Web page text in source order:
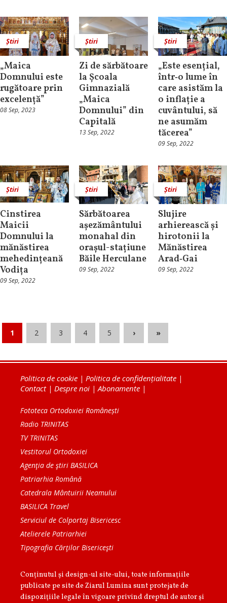
Știri
„Maica
Domnului este
rugătoare prin
excelență”
08 Sep, 2023
Știri
Zi de sărbătoare
la Școala
Gimnazială
„Maica
Domnului” din
Capitală
13 Sep, 2022
Știri
„Este esențial,
într‑o lume în
care asistăm la
o inflație a
cuvântului, să
ne asumăm
tăcerea”
09 Sep, 2022
Știri
Cinstirea
Maicii
Domnului la
mănăstirea
mehedințeană
Vodița
09 Sep, 2022
Știri
Sărbătoarea
așezământului
monahal din
orașul-stațiune
Băile Herculane
09 Sep, 2022
Știri
Slujire
arhierească și
hirotonii la
Mănăstirea
Arad‑Gai
09 Sep, 2022
1 2 3 4 5 › »
Politica de cookie | Politica de confidențialitate |
Contact| Despre noi |Abonamente |
Fototeca Ortodoxiei Românești
Radio TRINITAS
TV TRINITAS
Vestitorul Ortodoxiei
Agenţia de ştiri BASILICA
Patriarhia Română
Catedrala Mântuirii Neamului
BASILICA Travel
Serviciul de Colportaj Bisericesc
Atelierele Patriarhiei
Tipografia Cărţilor Bisericeşti
Conținutul și design-ul site-ului, toate informaţiile
publicate pe site de Ziarul Lumina sunt protejate de
dispoziţiile legale în vigoare privind dreptul de autor şi